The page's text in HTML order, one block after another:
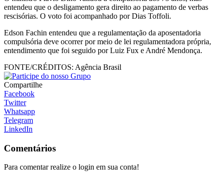
entendeu que o desligamento gera direito ao pagamento de verbas
rescisórias. O voto foi acompanhado por Dias Toffoli.
Edson Fachin entendeu que a regulamentação da aposentadoria
compulsória deve ocorrer por meio de lei regulamentadora própria,
entendimento que foi seguido por Luiz Fux e André Mendonça.
FONTE/CRÉDITOS: Agência Brasil
Compartilhe
Facebook
Twitter
Whatsapp
Telegram
LinkedIn
Comentários
Para comentar realize o login em sua conta!